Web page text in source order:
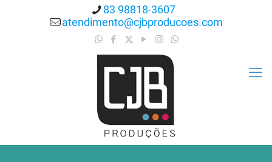
83 98818-3607
atendimento@cjbproducoes.com